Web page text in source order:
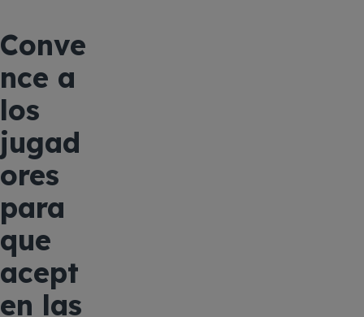
Conve
nce a
los
jugad
ores
para
que
acept
en las